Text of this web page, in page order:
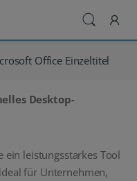
Office Einzeltitel
Desktop-
ein leistungsstarkes Tool
für Unternehmen,